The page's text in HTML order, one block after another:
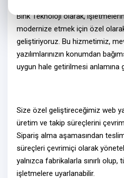
Bink Teknoloji olarak,
modernize etmek için özel
geliştiriyoruz. Bu hizmetimiz,
yazılımlarınızın konumdan
uygun hale getirilmesi anlamına
Size özel geliştireceğimiz web
üretim ve takip süreçlerini
Sipariş alma aşamasından
süreçleri çevrimiçi olarak
yalnızca fabrikalarla sınırlı
işletmelere uyarlanabilir.